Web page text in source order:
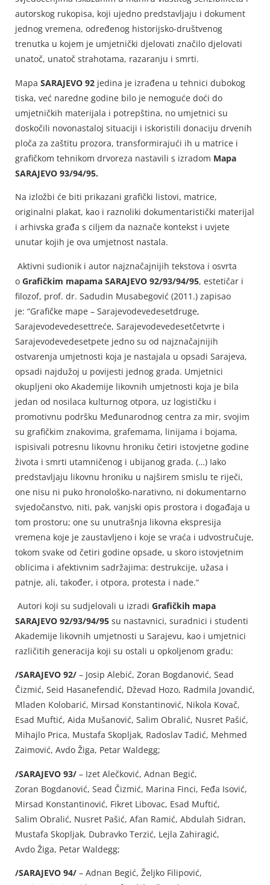
autorskog rukopisa, koji ujedno predstavljaju i dokument
jednog vremena, određenog historijsko-društvenog
trenutka u kojem je umjetnički djelovati značilo djelovati
unatoč, unatoč strahotama, razaranju i smrti.
Mapa SARAJEVO 92 jedina je izrađena u tehnici dubokog
tiska, već naredne godine bilo je nemoguće doći do
umjetničkih materijala i potrepština, no umjetnici su
doskočili novonastaloj situaciji i iskoristili donaciju drvenih
ploča za zaštitu prozora, transformirajući ih u matrice i
grafičkom tehnikom drvoreza nastavili s izradom Mapa
SARAJEVO 93/94/95.
Na izložbi će biti prikazani grafički listovi, matrice,
originalni plakat, kao i raznoliki dokumentaristički materijal
i arhivska građa s ciljem da naznače kontekst i uvjete
unutar kojih je ova umjetnost nastala.
Aktivni sudionik i autor najznačajnijih tekstova i osvrta
o Grafičkim mapama SARAJEVO 92/93/94/95, estetičar i
filozof, prof. dr. Sadudin Musabegović (2011.) zapisao
je: “Grafičke mape – Sarajevodevedesetdruge,
Sarajevodevedesettreće, Sarajevodevedesetčetvrte i
Sarajevodevedesetpete jedno su od najznačajnijih
ostvarenja umjetnosti koja je nastajala u opsadi Sarajeva,
opsadi najdužoj u povijesti jednog grada. Umjetnici
okupljeni oko Akademije likovnih umjetnosti koja je bila
jedan od nosilaca kulturnog otpora, uz logističku i
promotivnu podršku Međunarodnog centra za mir, svojim
su grafičkim znakovima, grafemama, linijama i bojama,
ispisivali potresnu likovnu hroniku četiri istovjetne godine
života i smrti utamničenog i ubijanog grada. (…) Iako
predstavljaju likovnu hroniku u najširem smislu te riječi,
one nisu ni puko hronološko-narativno, ni dokumentarno
svjedočanstvo, niti, pak, vanjski opis prostora i događaja u
tom prostoru; one su unutrašnja likovna ekspresija
vremena koje je zaustavljeno i koje se vraća i udvostručuje,
tokom svake od četiri godine opsade, u skoro istovjetnim
oblicima i afektivnim sadržajima: destrukcije, užasa i
patnje, ali, također, i otpora, protesta i nade.“
Autori koji su sudjelovali u izradi Grafičkih mapa
SARAJEVO 92/93/94/95 su nastavnici, suradnici i studenti
Akademije likovnih umjetnosti u Sarajevu, kao i umjetnici
različitih generacija koji su ostali u opkoljenom gradu:
/SARAJEVO 92/ – Josip Alebić, Zoran Bogdanović, Sead
Čizmić, Seid Hasanefendić, Dževad Hozo, Radmila Jovandić,
Mladen Kolobarić, Mirsad Konstantinović, Nikola Kovač,
Esad Muftić, Aida Mušanović, Salim Obralić, Nusret Pašić,
Mihajlo Prica, Mustafa Skopljak, Radoslav Tadić, Mehmed
Zaimović, Avdo Žiga, Petar Waldegg;
/SARAJEVO 93/ – Izet Alečković, Adnan Begić,
Zoran Bogdanović, Sead Čizmić, Marina Finci, Feđa Isović,
Mirsad Konstantinović, Fikret Libovac, Esad Muftić,
Salim Obralić, Nusret Pašić, Afan Ramić, Abdulah Sidran,
Mustafa Skopljak, Dubravko Terzić, Lejla Zahiragić,
Avdo Žiga, Petar Waldegg;
/SARAJEVO 94/ – Adnan Begić, Željko Filipović,